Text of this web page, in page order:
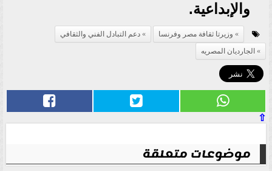
والإبداعية.
وزيرتا ثقافة مصر وفرنسا
دعم التبادل الفني والثقافي
الجارديان المصريه
⇧
موضوعات متعلقة